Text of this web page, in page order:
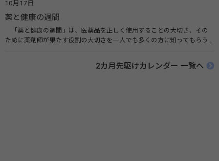
10月17日
薬と健康の週間
「薬と健康の週間」は、医薬品を正しく使用することの大切さ、その
ために薬剤師が果たす役割の大切さを一人でも多くの方に知ってもらう
伝えたい！薬との付き合い方」（保健指導リソースガイド）
2カ月先駆けカレンダー 一覧へ